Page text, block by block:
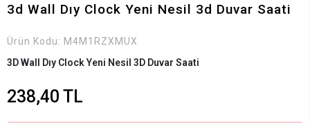
3d Wall Dıy Clock Yeni Nesil 3d Duvar Saati
Ürün Kodu: M4M1RZXMUX
3D Wall Dıy Clock Yeni Nesil 3D Duvar Saati
238,40 TL